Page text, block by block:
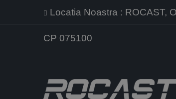
Locatia Noastra : ROCAST,
CP 075100